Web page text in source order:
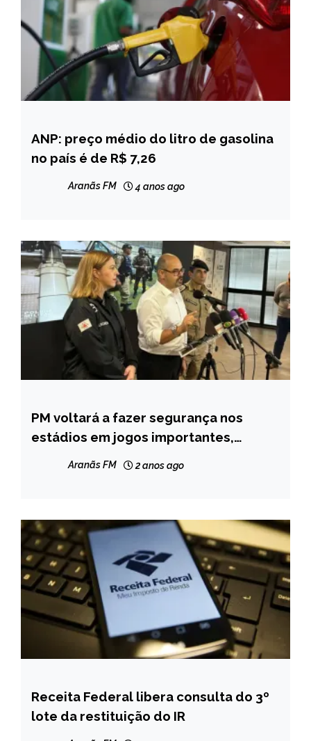
BRASIL
NOTÍCIAS
ANP: preço médio do litro de gasolina
no país é de R$ 7,26
Aranãs FM 4 anos ago
MINAS
GERAIS
NOTÍCIAS
PM voltará a fazer segurança nos
estádios em jogos importantes,
Aranãs FM 2 anos ago
BRASIL
NOTÍCIAS
Receita Federal libera consulta do 3º
lote da restituição do IR